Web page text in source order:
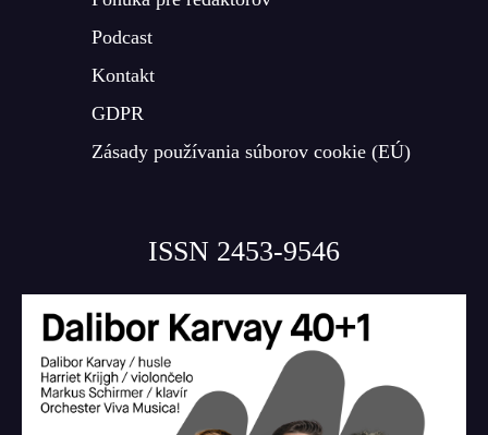
Podcast
Kontakt
GDPR
Zásady používania súborov cookie (EÚ)
ISSN 2453-9546